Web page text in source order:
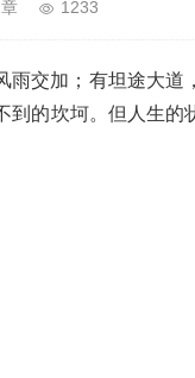
1233
雨交加；有坦途大
的坎坷。但人生的